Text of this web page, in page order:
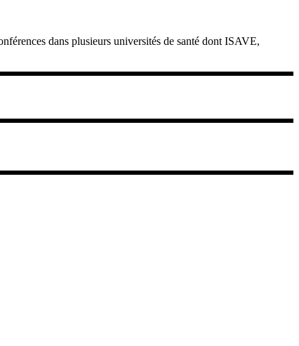
dans plusieurs universités de santé dont ISAVE,